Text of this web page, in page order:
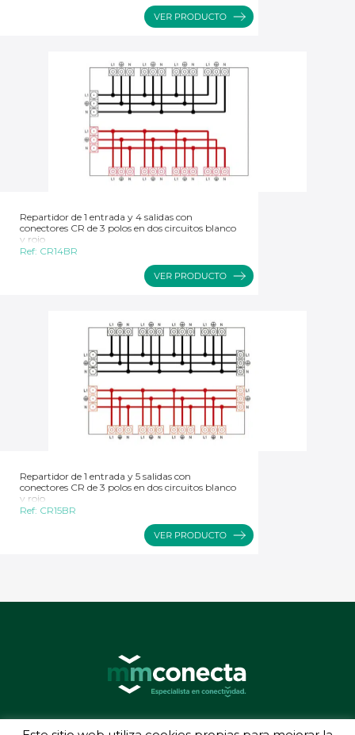
Repartidor de 1 entrada y 4 salidas con
conectores CR de 3 polos en dos circuitos blanco
y rojo
Ref: CR14BR
Repartidor de 1 entrada y 5 salidas con
conectores CR de 3 polos en dos circuitos blanco
y rojo
Ref: CR15BR
© 2026 MMConecta. Camino de Torrejón 14, 28864 Ajalvir (Madrid) - (34) 91